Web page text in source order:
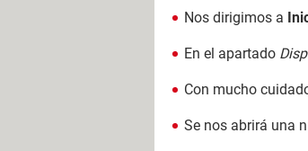
Nos dirigimos a
En el apartado
Con mucho
Se nos abrirá una